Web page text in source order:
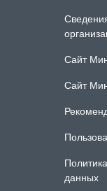
Сайт
Сайт
данных